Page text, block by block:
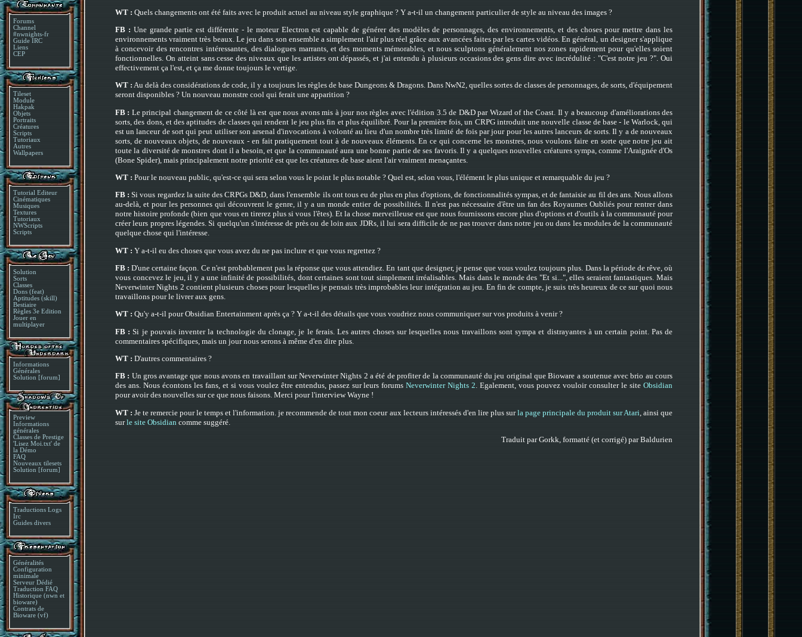
Forums
Channel
#nwnights-fr
Guide IRC
Liens
CEP
Tileset
Module
Hakpak
Objets
Portraits
Créatures
Scripts
Tutoriaux
Autres
Wallpapers
Tutorial Editeur
Cinématiques
Musiques
Textures
Tutoriaux
NWScripts
Scripts
Solution
Sorts
Classes
Dons (feat)
Aptitudes (skill)
Bestiaire
Règles 3e Edition
Jouer en
multiplayer
Informations
Générales
Solution [forum]
Preview
Informations
générales
Classes de Prestige
'Lisez Moi.txt' de
la Démo
FAQ
Nouveaux tilesets
Solution [forum]
Traductions Logs
Irc
Guides divers
Généralités
Configuration
minimale
Serveur Dédié
Traduction FAQ
Historique (nwn et
bioware)
Contrats de
Bioware (vf)
WT : Quels changements ont été faits avec le produit actuel au niveau style graphique ? Y a-t-il un changement particulier de style au niveau des images ?
FB :Une grande partie est différente - le moteur Electron est capable de générer des modèles de personnages, des environnements, et des choses pour mettre dans les
environnements vraiment très beaux. Le jeu dans son ensemble a simplement l'air plus réel grâce aux avancées faites par les cartes vidéos. En général, un designer s'applique
à concevoir des rencontres intéressantes, des dialogues marrants, et des moments mémorables, et nous sculptons généralement nos zones rapidement pour qu'elles soient
fonctionnelles. On atteint sans cesse des niveaux que les artistes ont dépassés, et j'ai entendu à plusieurs occasions des gens dire avec incrédulité : "C'est notre jeu ?". Oui
effectivement ça l'est, et ça me donne toujours le vertige.
WT :Au delà des considérations de code, il y a toujours les règles de base Dungeons & Dragons. Dans NwN2, quelles sortes de classes de personnages, de sorts, d'équipement
seront disponibles ? Un nouveau monstre cool qui ferait une apparition ?
FB : Le principal changement de ce côté là est que nous avons mis à jour nos règles avec l'édition 3.5 de D&D par Wizard of the Coast. Il y a beaucoup d'améliorations des
sorts, des dons, et des aptitudes de classes qui rendent le jeu plus fin et plus équilibré. Pour la première fois, un CRPG introduit une nouvelle classe de base - le Warlock, qui
est un lanceur de sort qui peut utiliser son arsenal d'invocations à volonté au lieu d'un nombre très limité de fois par jour pour les autres lanceurs de sorts. Il y a de nouveaux
sorts, de nouveaux objets, de nouveaux - en fait pratiquement tout à de nouveaux éléments. En ce qui concerne les monstres, nous voulons faire en sorte que notre jeu ait
toute la diversité de monstres dont il a besoin, et que la communauté aura une bonne partie de ses favoris. Il y a quelques nouvelles créatures sympa, comme l'Araignée d'Os
(Bone Spider), mais principalement notre priorité est que les créatures de base aient l'air vraiment menaçantes.
WT : Pour le nouveau public, qu'est-ce qui sera selon vous le point le plus notable ? Quel est, selon vous, l'élément le plus unique et remarquable du jeu ?
FB : Si vous regardez la suite des CRPGs D&D, dans l'ensemble ils ont tous eu de plus en plus d'options, de fonctionnalités sympas, et de fantaisie au fil des ans. Nous allons
au-delà, et pour les personnes qui découvrent le genre, il y a un monde entier de possibilités. Il n'est pas nécessaire d'être un fan des Royaumes Oubliés pour rentrer dans
notre histoire profonde (bien que vous en tirerez plus si vous l'êtes). Et la chose merveilleuse est que nous fournissons encore plus d'options et d'outils à la communauté pour
créer leurs propres légendes. Si quelqu'un s'intéresse de près ou de loin aux JDRs, il lui sera difficile de ne pas trouver dans notre jeu ou dans les modules de la communauté
quelque chose qui l'intéresse.
WT : Y a-t-il eu des choses que vous avez du ne pas inclure et que vous regrettez ?
FB : D'une certaine façon. Ce n'est probablement pas la réponse que vous attendiez. En tant que designer, je pense que vous voulez toujours plus. Dans la période de rêve, où
vous concevez le jeu, il y a une infinité de possibilités, dont certaines sont tout simplement irréalisables. Mais dans le monde des "Et si...", elles seraient fantastiques. Mais
Neverwinter Nights 2 contient plusieurs choses pour lesquelles je pensais très improbables leur intégration au jeu. En fin de compte, je suis très heureux de ce sur quoi nous
travaillons pour le livrer aux gens.
WT : Qu'y a-t-il pour Obsidian Entertainment après ça ? Y a-t-il des détails que vous voudriez nous communiquer sur vos produits à venir ?
FB : Si je pouvais inventer la technologie du clonage, je le ferais. Les autres choses sur lesquelles nous travaillons sont sympa et distrayantes à un certain point. Pas de
commentaires spécifiques, mais un jour nous serons à même d'en dire plus.
WT : D'autres commentaires ?
FB : Un gros avantage que nous avons en travaillant sur Neverwinter Nights 2 a été de profiter de la communauté du jeu original que Bioware a soutenue avec brio au cours
des ans. Nous écontons les fans, et si vous voulez être entendus, passez sur leurs forumsNeverwinter Nights 2. Egalement, vous pouvez vouloir consulter le siteObsidian
pour avoir des nouvelles sur ce que nous faisons. Merci pour l'interview Wayne !
WT : Je te remercie pour le temps et l'information. je recommende de tout mon coeur aux lecteurs intéressés d'en lire plus surla page principale du produit sur Atari , ainsi que
surle site Obsidian comme suggéré.
Traduit par Gorkk, formatté (et corrigé) par Baldurien